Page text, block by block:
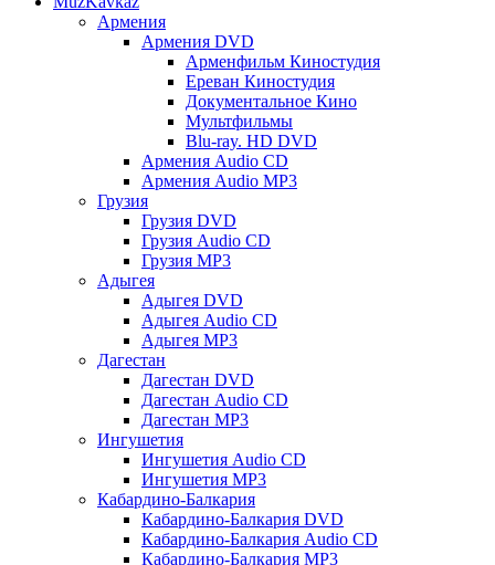
Армения
Армения DVD
Арменфильм Киностудия
Ереван Киностудия
Документальное Кино
Мультфильмы
Blu-ray. HD DVD
Армения Audio CD
Армения Audio MP3
Грузия
Грузия DVD
Грузия Audio CD
Грузия MP3
Адыгея
Адыгея DVD
Адыгея Audio CD
Адыгея MP3
Дагестан
Дагестан DVD
Дагестан Audio CD
Дагестан MP3
Ингушетия
Ингушетия Audio CD
Ингушетия MP3
Кабардино-Балкария
Кабардино-Балкария DVD
Кабардино-Балкария Audio CD
Кабардино-Балкария MP3